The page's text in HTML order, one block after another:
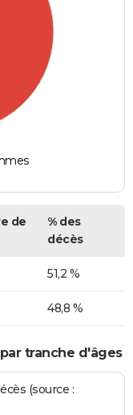
de
% des
décès
51,2 %
48,8 %
tranche d'âges
(source :